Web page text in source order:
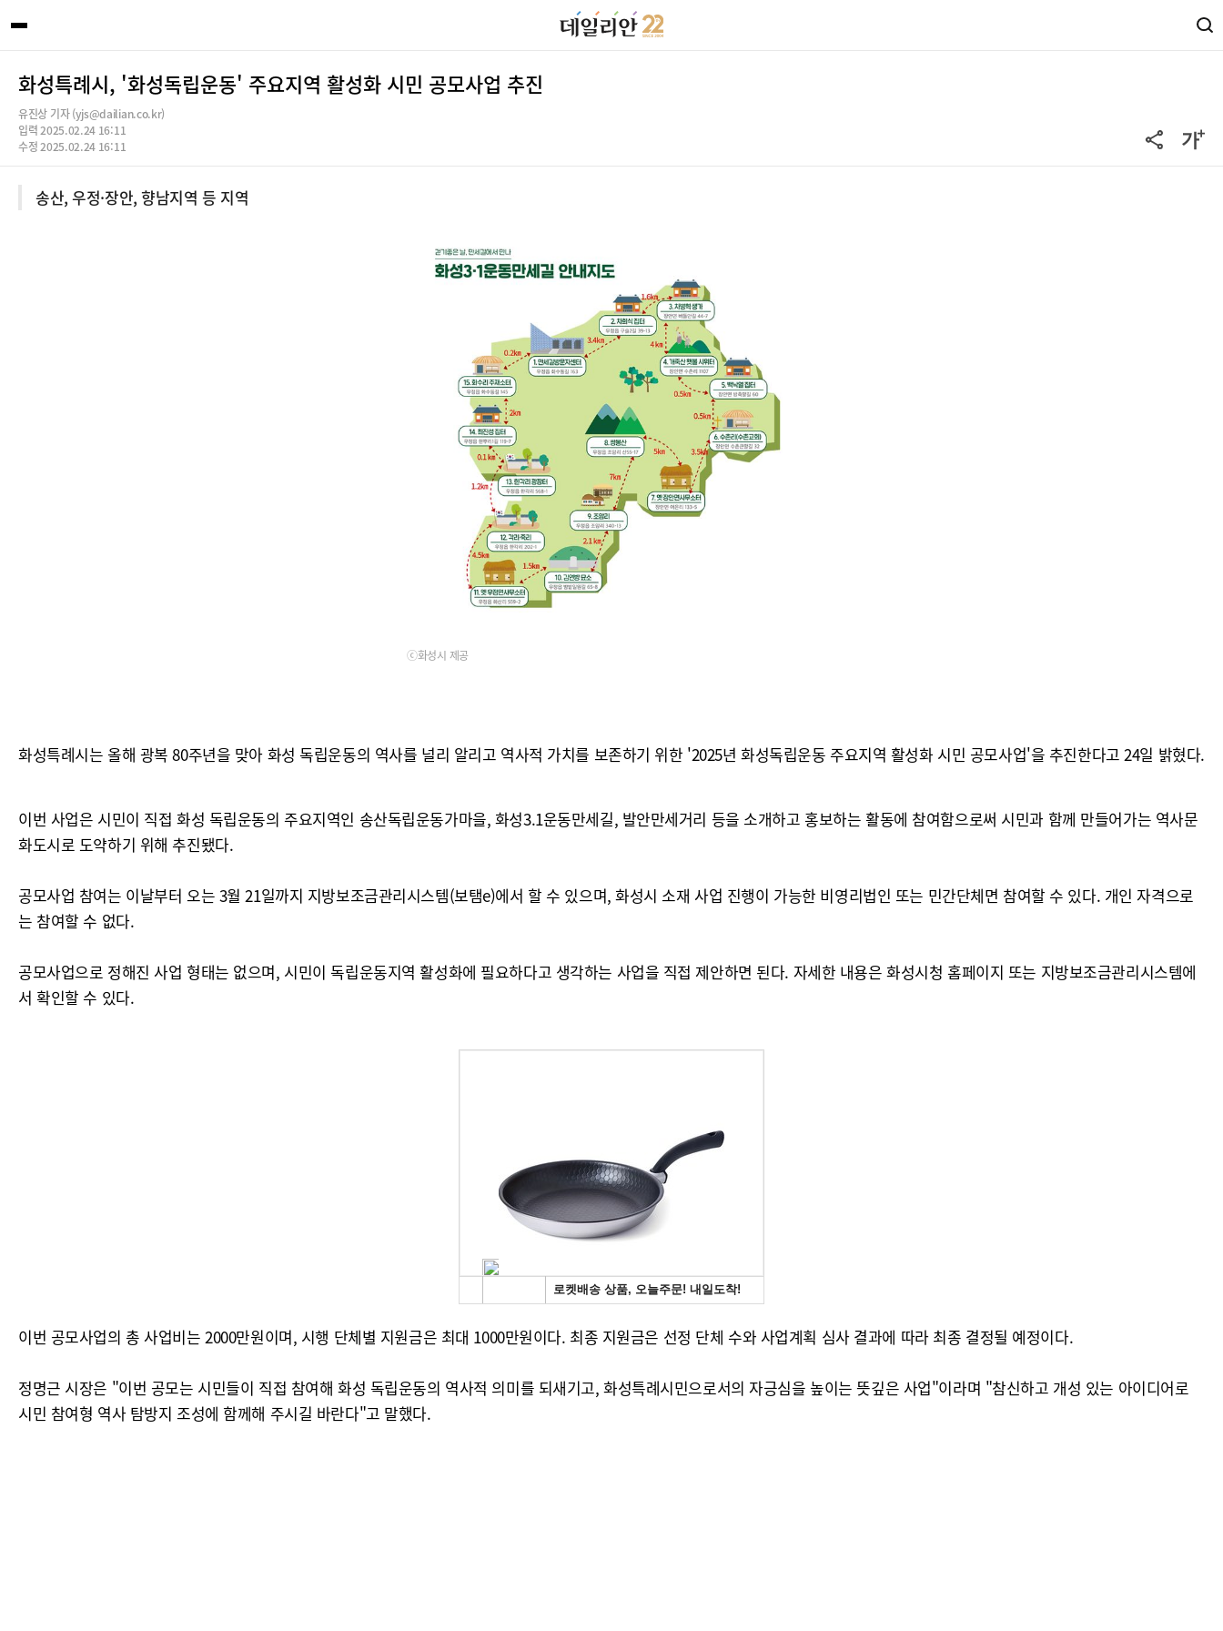
화성특례시, '화성독립운동' 주요지역 활성화 시민 공모사업 추진
유진상 기자 (yjs@dailian.co.kr)
입력 2025.02.24 16:11
수정 2025.02.24 16:11
송산, 우정·장안, 향남지역 등 지역
ⓒ화성시 제공
화성특례시는 올해 광복 80주년을 맞아 화성 독립운동의 역사를 널리 알리고 역사적 가치를 보존하기 위한 '2025년 화성독립운동 주요지역 활성화 시민 공모사업'을 추진한다고 24일 밝혔다.
이번 사업은 시민이 직접 화성 독립운동의 주요지역인 송산독립운동가마을, 화성3.1운동만세길, 발안만세거리 등을 소개하고 홍보하는 활동에 참여함으로써 시민과 함께 만들어가는 역사문
화도시로 도약하기 위해 추진됐다.
공모사업 참여는 이날부터 오는 3월 21일까지 지방보조금관리시스템(보탬e)에서 할 수 있으며, 화성시 소재 사업 진행이 가능한 비영리법인 또는 민간단체면 참여할 수 있다. 개인 자격으로
는 참여할 수 없다.
공모사업으로 정해진 사업 형태는 없으며, 시민이 독립운동지역 활성화에 필요하다고 생각하는 사업을 직접 제안하면 된다. 자세한 내용은 화성시청 홈페이지 또는 지방보조금관리시스템에
서 확인할 수 있다.
이번 공모사업의 총 사업비는 2000만원이며, 시행 단체별 지원금은 최대 1000만원이다. 최종 지원금은 선정 단체 수와 사업계획 심사 결과에 따라 최종 결정될 예정이다.
정명근 시장은 "이번 공모는 시민들이 직접 참여해 화성 독립운동의 역사적 의미를 되새기고, 화성특례시민으로서의 자긍심을 높이는 뜻깊은 사업"이라며 "참신하고 개성 있는 아이디어로
시민 참여형 역사 탐방지 조성에 함께해 주시길 바란다"고 말했다.